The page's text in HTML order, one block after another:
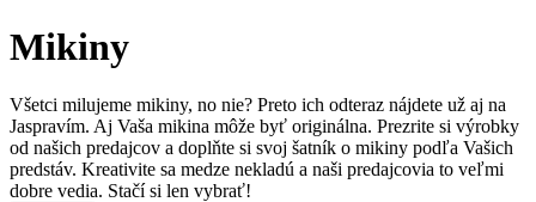
Mikiny
Všetci milujeme mikiny, no nie? Preto ich odteraz nájdete už aj na
Jaspravím. Aj Vaša mikina môže byť originálna. Prezrite si výrobky
od našich predajcov a doplňte si svoj šatník o mikiny podľa Vašich
predstáv. Kreativite sa medze nekladú a naši predajcovia to veľmi
dobre vedia. Stačí si len vybrať!